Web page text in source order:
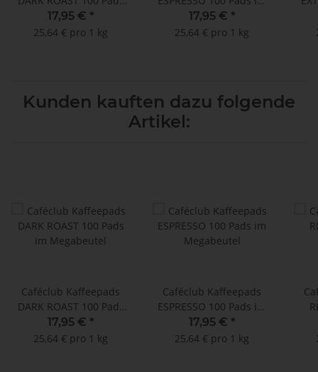
im Megabeutel
17,95 € *
25,64 € pro 1 kg
Megabeutel
17,95 € *
25,64 € pro 1 kg
Kunden kauften dazu folgende
Artikel:
Caféclub Kaffeepads
DARK ROAST 100 Pads
im Megabeutel
17,95 € *
25,64 € pro 1 kg
Caféclub Kaffeepads
ESPRESSO 100 Pads im
Megabeutel
17,95 € *
25,64 € pro 1 kg